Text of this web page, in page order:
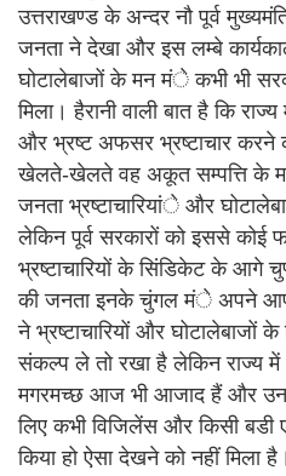
उत्तराखण्ड के अन्दर नौ पूर्व
जनता ने देखा और इस लम्बे
घोटालेबाजों के मन मंे कभी भी
मिला। हैरानी वाली बात है कि
और भ्रष्ट अफसर भ्रष्टाचार
खेलते-खेलते वह अकूत सम्पत्ति के
जनता भ्रष्टाचारियांे और
लेकिन पूर्व सरकारों को इससे कोई
भ्रष्टाचारियों के सिंडिकेट के आगे
की जनता इनके चुंगल मंे अपने
ने भ्रष्टाचारियों और घोटालेबाजों
संकल्प ले तो रखा है लेकिन राज्य में
मगरमच्छ आज भी आजाद हैं और
लिए कभी विजिलेंस और किसी बडी
किया हो ऐसा देखने को नहीं मिला